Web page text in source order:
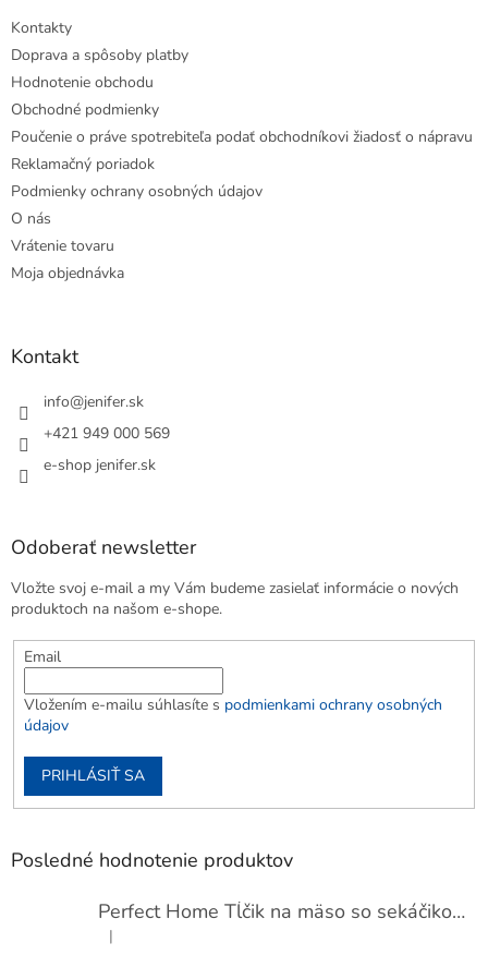
Kontakty
Doprava a spôsoby platby
Hodnotenie obchodu
Obchodné podmienky
Poučenie o práve spotrebiteľa podať obchodníkovi žiadosť o nápravu
Reklamačný poriadok
Podmienky ochrany osobných údajov
O nás
Vrátenie tovaru
Moja objednávka
Kontakt
info@jenifer.sk
+421 949 000 569
e-shop jenifer.sk
Odoberať newsletter
Vložte svoj e-mail a my Vám budeme zasielať informácie o nových
produktoch na našom e-shope.
Email
Vložením e-mailu súhlasíte s podmienkami ochrany osobných
údajov
PRIHLÁSIŤ SA
Posledné hodnotenie produktov
Perfect Home Tĺčik na mäso so sekáčikom, 56893
Hodnotenie produktu je 5 z 5 hviezdičiek.
|